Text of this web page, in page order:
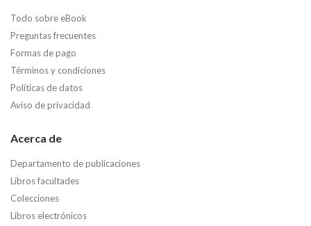
Todo sobre eBook
Preguntas frecuentes
Formas de pago
Términos y condiciones
Políticas de datos
Aviso de privacidad
Acerca de
Departamento de publicaciones
Libros facultades
Colecciones
Libros electrónicos